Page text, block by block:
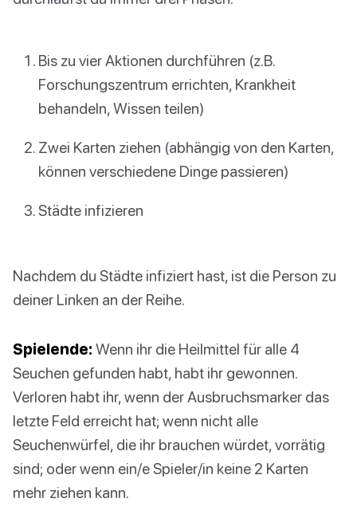
Bis zu vier Aktionen durchführen (z.B.
Forschungszentrum errichten, Krankheit
behandeln, Wissen teilen)
Zwei Karten ziehen (abhängig von den Karten,
können verschiedene Dinge passieren)
Städte infizieren
Nachdem du Städte infiziert hast, ist die Person zu
deiner Linken an der Reihe.
Spielende: Wenn ihr die Heilmittel für alle 4
Seuchen gefunden habt, habt ihr gewonnen.
Verloren habt ihr, wenn der Ausbruchsmarker das
letzte Feld erreicht hat; wenn nicht alle
Seuchenwürfel, die ihr brauchen würdet, vorrätig
sind; oder wenn ein/e Spieler/in keine 2 Karten
mehr ziehen kann.